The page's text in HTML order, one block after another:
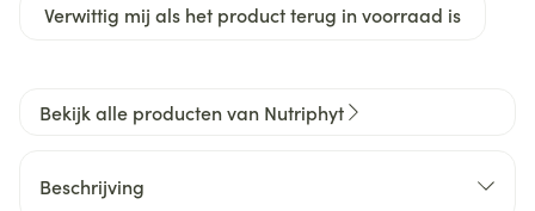
Verwittig mij als het product terug in voorraad is
Bekijk alle producten van Nutriphyt
Beschrijving